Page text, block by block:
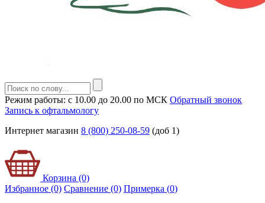
Режим работы: с 10.00 до 20.00 по МСК Обратный звонок
Запись к офтальмологу
Интернет магазин 8 (800) 250-08-59 (доб 1)
Корзина (0)
Избранное (0) Сравнение (0) Примерка (0)